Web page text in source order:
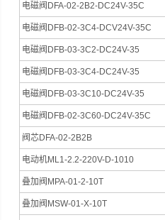
电磁阀DFA-02-2B2-DC24V-35C
电磁阀DFB-02-3C4-DCV24V-35C
电磁阀DFB-03-3C2-DC24V-35
电磁阀DFB-03-3C4-DC24V-35
电磁阀DFB-03-3C10-DC24V-35
电磁阀DFB-02-3C60-DC24V-35C
阀芯DFA-02-2B2B
电动机ML1-2.2-220V-D-1010
叠加阀MPA-01-2-10T
叠加阀MSW-01-X-10T